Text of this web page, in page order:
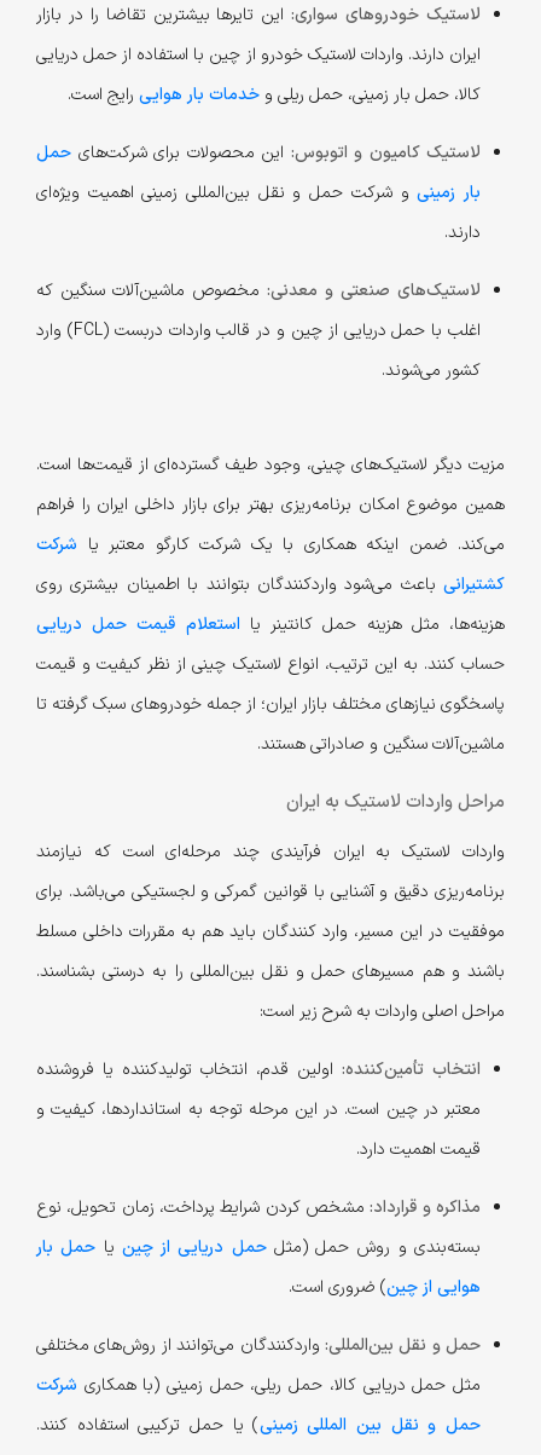
لاستیک خودروهای سواری:این تایرها بیشترین تقاضا را در بازار
ایران دارند. واردات لاستیک خودرو از چین با استفاده از حمل دریایی
کالا، حمل بار زمینی، حمل ریلی و خدمات بار هوایی رایج است.
لاستیک کامیون و اتوبوس: این محصولات برای شرکت‌های حمل
بار زمینیو شرکت حمل و نقل بین‌المللی زمینی اهمیت ویژه‌ای
دارند.
لاستیک‌های صنعتی و معدنی: مخصوص ماشین‌آلات سنگین که
اغلب با حمل دریایی از چین و در قالب واردات دربست (FCL) وارد
کشور می‌شوند.
مزیت دیگر لاستیک‌های چینی، وجود طیف گسترده‌ای از قیمت‌ها است.
همین موضوع امکان برنامه‌ریزی بهتر برای بازار داخلی ایران را فراهم
می‌کند. ضمن اینکه همکاری با یک شرکت کارگو معتبر یا شرکت
کشتیرانی باعث می‌شود واردکنندگان بتوانند با اطمینان بیشتری روی
هزینه‌ها، مثل هزینه حمل کانتینر یا استعلام قیمت حمل دریایی
حساب کنند. به این ترتیب، انواع لاستیک چینی از نظر کیفیت و قیمت
پاسخگوی نیازهای مختلف بازار ایران؛ از جمله خودروهای سبک گرفته تا
ماشین‌آلات سنگین و صادراتی هستند.
مراحل واردات لاستیک به ایران
واردات لاستیک به ایران فرآیندی چند مرحله‌ای است که نیازمند
برنامه‌ریزی دقیق و آشنایی با قوانین گمرکی و لجستیکی می‌باشد. برای
موفقیت در این مسیر، وارد کنندگان باید هم به مقررات داخلی مسلط
باشند و هم مسیرهای حمل و نقل بین‌المللی را به درستی بشناسند.
مراحل اصلی واردات به شرح زیر است:
انتخاب تأمین‌کننده: اولین قدم، انتخاب تولیدکننده یا فروشنده
معتبر در چین است. در این مرحله توجه به استانداردها، کیفیت و
قیمت اهمیت دارد.
مذاکره و قرارداد:مشخص کردن شرایط پرداخت، زمان تحویل، نوع
بسته‌بندی و روش حمل (مثلحمل دریایی از چین یا حمل بار
هوایی از چین) ضروری است.
حمل و نقل بین‌المللی: واردکنندگان می‌توانند از روش‌های مختلفی
مثل حمل دریایی کالا، حمل ریلی، حمل زمینی (با همکاری شرکت
حمل و نقل بین المللی زمینی) یا حمل ترکیبی استفاده کنند.